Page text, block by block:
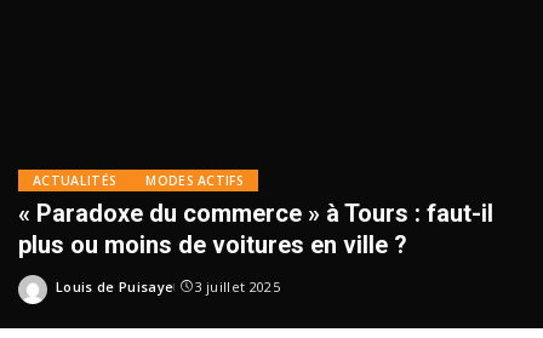
ACTUALITÉS MODES ACTIFS
« Paradoxe du commerce » à Tours : faut-il
plus ou moins de voitures en ville ?
Louis de Puisaye 3 juillet 2025